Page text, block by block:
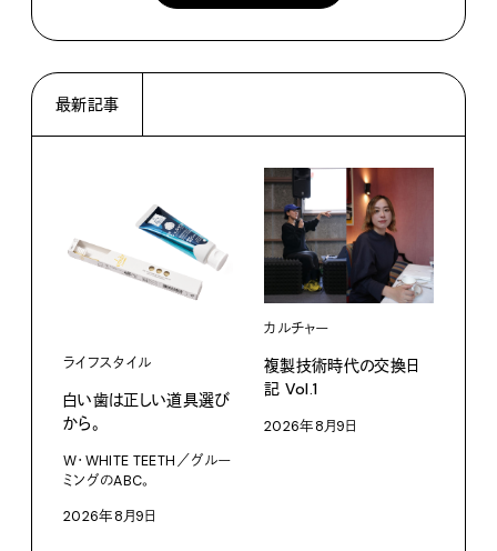
最新記事
ライフスタイル
白い歯は正しい道具選び
から。
W・WHITE TEETH／グルー
ミングのABC。
2026年8月9日
カルチャー
複製技術時代の交換日
記 Vol.1
2026年8月9日